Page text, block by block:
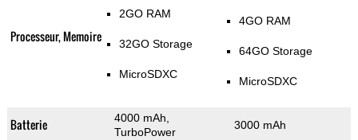
Processeur, Memoire
2GO RAM
32GO Storage
MicroSDXC
4GO RAM
64GO Storage
MicroSDXC
Batterie
4000 mAh,
TurboPower
3000 mAh